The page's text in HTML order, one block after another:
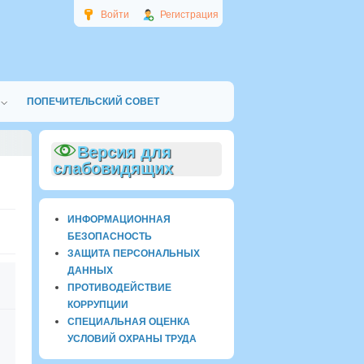
Войти Регистрация
ПОПЕЧИТЕЛЬСКИЙ СОВЕТ
Версия для
слабовидящих
ИНФОРМАЦИОННАЯ
БЕЗОПАСНОСТЬ
ЗАЩИТА ПЕРСОНАЛЬНЫХ
ДАННЫХ
ПРОТИВОДЕЙСТВИЕ
КОРРУПЦИИ
СПЕЦИАЛЬНАЯ ОЦЕНКА
УСЛОВИЙ ОХРАНЫ ТРУДА